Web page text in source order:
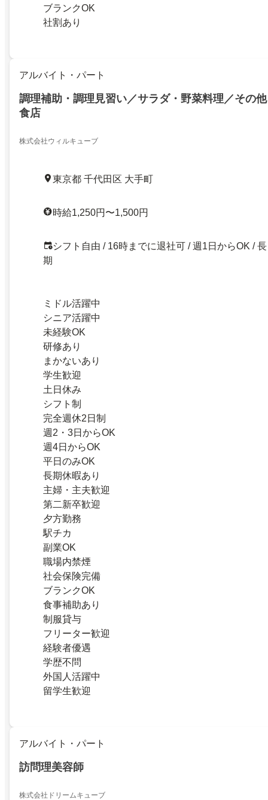
ブランクOK
社割あり
アルバイト・パート
調理補助・調理見習い／サラダ・野菜料理／その
食店
株式会社ウィルキューブ
東京都 千代田区 大手町
時給1,250円〜1,500円
シフト自由 / 16時までに退社可 / 週1日からOK / 長
期
ミドル活躍中
シニア活躍中
未経験OK
研修あり
まかないあり
学生歓迎
土日休み
シフト制
完全週休2日制
週2・3日からOK
週4日からOK
平日のみOK
長期休暇あり
主婦・主夫歓迎
第二新卒歓迎
夕方勤務
駅チカ
副業OK
職場内禁煙
社会保険完備
ブランクOK
食事補助あり
制服貸与
フリーター歓迎
経験者優遇
学歴不問
外国人活躍中
留学生歓迎
アルバイト・パート
訪問理美容師
株式会社ドリームキューブ